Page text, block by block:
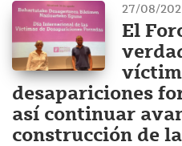
27/08/
El
desapariciones
así continuar
construcción de